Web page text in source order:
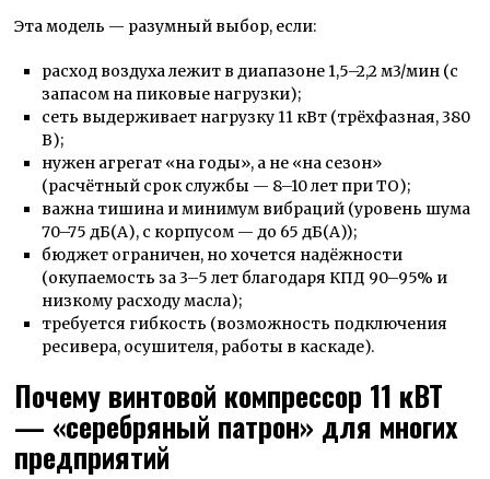
Эта модель — разумный выбор, если:
расход воздуха лежит в диапазоне 1,5–2,2 м3/мин (с
запасом на пиковые нагрузки);
сеть выдерживает нагрузку 11 кВт (трёхфазная, 380
В);
нужен агрегат «на годы», а не «на сезон»
(расчётный срок службы — 8–10 лет при ТО);
важна тишина и минимум вибраций (уровень шума
70–75 дБ(А), с корпусом — до 65 дБ(А));
бюджет ограничен, но хочется надёжности
(окупаемость за 3–5 лет благодаря КПД 90–95% и
низкому расходу масла);
требуется гибкость (возможность подключения
ресивера, осушителя, работы в каскаде).
Почему винтовой компрессор 11 кВТ
— «серебряный патрон» для многих
предприятий